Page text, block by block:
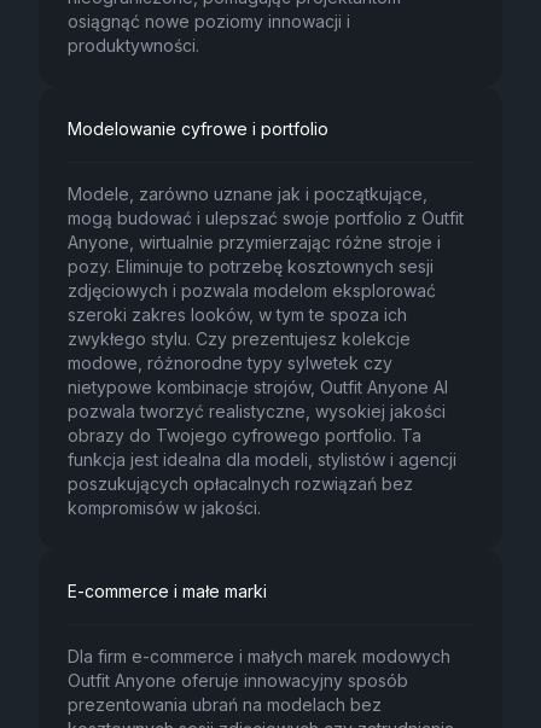
osiągnąć nowe poziomy innowacji i
produktywności.
Modelowanie cyfrowe i portfolio
Modele, zarówno uznane jak i początkujące,
mogą budować i ulepszać swoje portfolio z Outfit
Anyone, wirtualnie przymierzając różne stroje i
pozy. Eliminuje to potrzebę kosztownych sesji
zdjęciowych i pozwala modelom eksplorować
szeroki zakres looków, w tym te spoza ich
zwykłego stylu. Czy prezentujesz kolekcje
modowe, różnorodne typy sylwetek czy
nietypowe kombinacje strojów, Outfit Anyone AI
pozwala tworzyć realistyczne, wysokiej jakości
obrazy do Twojego cyfrowego portfolio. Ta
funkcja jest idealna dla modeli, stylistów i agencji
poszukujących opłacalnych rozwiązań bez
kompromisów w jakości.
E-commerce i małe marki
Dla firm e-commerce i małych marek modowych
Outfit Anyone oferuje innowacyjny sposób
prezentowania ubrań na modelach bez